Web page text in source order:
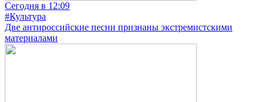
Сегодня в 12:09
#Культура
Две антироссийские песни признаны экстремистскими
материалами